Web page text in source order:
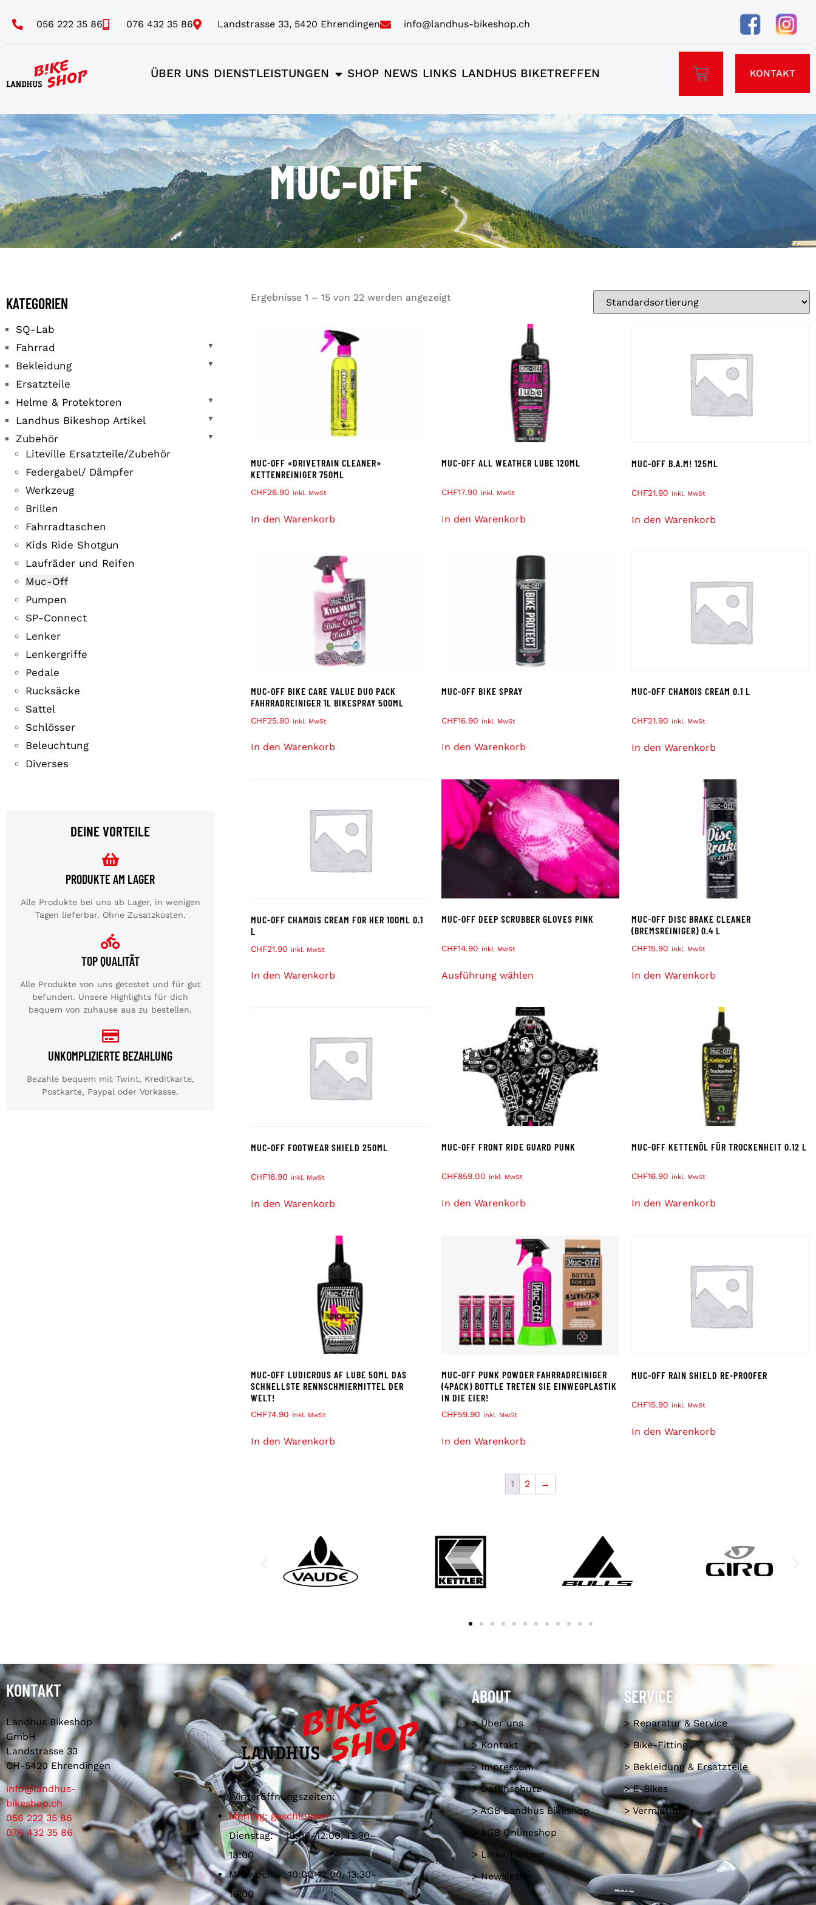
056 222 35 86 076 432 35 86 Landstrasse 33, 5420 Ehrendingen info@landhus-bikeshop.ch
ÜBER UNS DIENSTLEISTUNGEN SHOP NEWS LINKS LANDHUS BIKETREFFEN KONTAKT
MUC-OFF
KATEGORIEN
SQ-Lab
Fahrrad
▼
Bekleidung ▼
Ersatzteile
Helme & Protektoren
▼
Landhus Bikeshop Artikel ▼
Zubehör
Liteville Ersatzteile/Zubehör
Federgabel/ Dämpfer
Werkzeug
Brillen
Fahrradtaschen
Kids Ride Shotgun
Laufräder und Reifen
Muc-Off
Pumpen
SP-Connect
Lenker
Lenkergriffe
Pedale
Rucksäcke
Sattel
Schlösser
Beleuchtung
Diverses
▼
DEINE VORTEILE
PRODUKTE AM LAGER
Alle Produkte bei uns ab Lager, in wenigen
Tagen lieferbar. Ohne Zusatzkosten.
TOP QUALITÄT
Alle Produkte von uns getestet und für gut
befunden. Unsere Highlights für dich
bequem von zuhause aus zu bestellen.
UNKOMPLIZIERTE BEZAHLUNG
Bezahle bequem mit Twint, Kreditkarte,
Postkarte, Paypal oder Vorkasse.
Ergebnisse 1 – 15 von 22 werden angezeigt
MUC-OFF «DRIVETRAIN CLEANER»
KETTENREINIGER 750ML
CHF26.90 inkl. MwSt
In den Warenkorb
MUC-OFF ALL WEATHER LUBE 120ML
CHF17.90 inkl. MwSt
In den Warenkorb
MUC-OFF B.A.M! 125ML
CHF21.90 inkl. MwSt
In den Warenkorb
MUC-OFF BIKE CARE VALUE DUO PACK
FAHRRADREINIGER 1L BIKESPRAY 500ML
CHF25.90 inkl. MwSt
In den Warenkorb
MUC-OFF BIKE SPRAY
CHF16.90 inkl. MwSt
In den Warenkorb
MUC-OFF CHAMOIS CREAM 0.1 L
CHF21.90 inkl. MwSt
In den Warenkorb
MUC-OFF CHAMOIS CREAM FOR HER 100ML 0.1
L
CHF21.90 inkl. MwSt
In den Warenkorb
MUC-OFF DEEP SCRUBBER GLOVES PINK
CHF14.90 inkl. MwSt
Ausführung wählen
MUC-OFF DISC BRAKE CLEANER
(BREMSREINIGER) 0.4 L
CHF15.90 inkl. MwSt
In den Warenkorb
MUC-OFF FOOTWEAR SHIELD 250ML
CHF18.90 inkl. MwSt
In den Warenkorb
MUC-OFF FRONT RIDE GUARD PUNK
CHF859.00 inkl. MwSt
In den Warenkorb
MUC-OFF KETTENÖL FÜR TROCKENHEIT 0.12 L
CHF16.90 inkl. MwSt
In den Warenkorb
MUC-OFF LUDICROUS AF LUBE 50ML DAS
SCHNELLSTE RENNSCHMIERMITTEL DER
WELT!
CHF74.90 inkl. MwSt
In den Warenkorb
MUC-OFF PUNK POWDER FAHRRADREINIGER
(4PACK) BOTTLE TRETEN SIE EINWEGPLASTIK
IN DIE EIER!
CHF59.90 inkl. MwSt
In den Warenkorb
MUC-OFF RAIN SHIELD RE-PROOFER
CHF15.90 inkl. MwSt
In den Warenkorb
1 2 →
KONTAKT
Landhus Bikeshop
GmbH
Landstrasse 33
CH-5420 Ehrendingen
info@landhus-
bikeshop.ch
056 222 35 86
076 432 35 86
Winteröffnungszeiten:
Montag: geschlossen
Dienstag: 10:00–12:00, 13:30–
18:00
Mittwoch: 10:00-12:00, 13:30-
18:00
ABOUT
> Über uns
> Kontakt
> Impressum
> Datenschutz
> AGB Landhus Bikeshop
> AGB Onlineshop
> Links/Partner
> Newsletter
SERVICE
> Reparatur & Service
> Bike-Fitting
> Bekleidung & Ersatzteile
> E-Bikes
> Vermietung